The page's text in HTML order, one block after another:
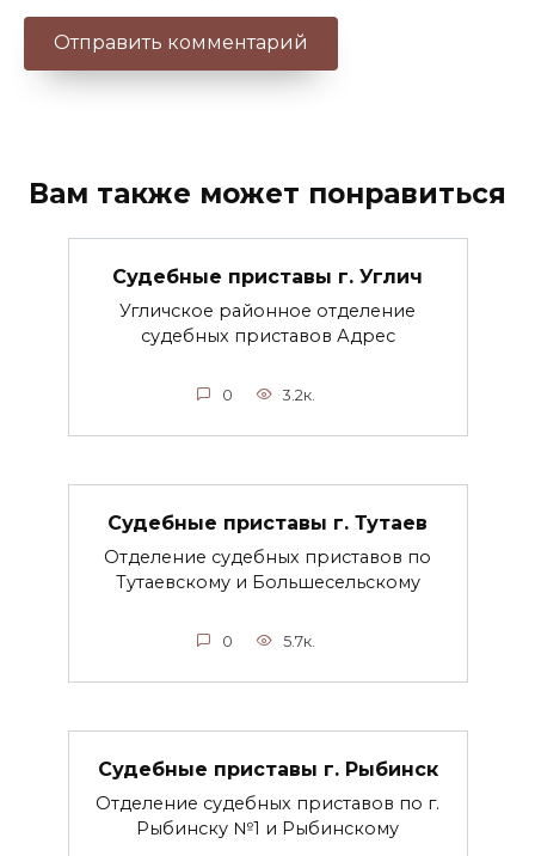
Вам также может понравиться
Судебные приставы г. Углич
Угличское районное отделение
судебных приставов Адрес
0 3.2к.
Судебные приставы г. Тутаев
Отделение судебных приставов по
Тутаевскому и Большесельскому
0 5.7к.
Судебные приставы г. Рыбинск
Отделение судебных приставов по г.
Рыбинску №1 и Рыбинскому